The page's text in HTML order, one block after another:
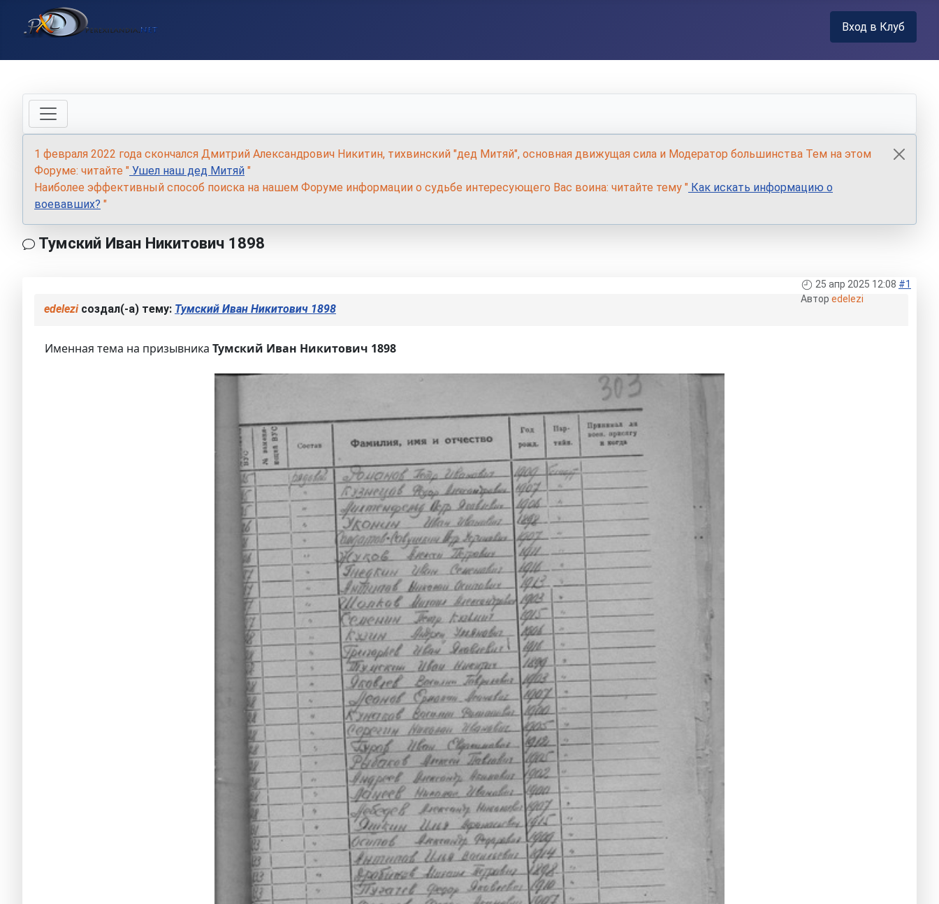
Вход в Клуб
1 февраля 2022 года скончался Дмитрий Александрович Никитин, тихвинский "дед Митяй", основная движущая сила и Модератор большинства Тем на этом
Форуме: читайте " Ушел наш дед Митяй "
Наиболее эффективный способ поиска на нашем Форуме информации о судьбе интересующего Вас воина: читайте тему " Как искать информацию о
воевавших? "
Тумский Иван Никитович 1898
25 апр 2025 12:08 #1
Автор edelezi
edeleziсоздал(-а) тему: Тумский Иван Никитович 1898
Именная тема на призывника Тумский Иван Никитович 1898